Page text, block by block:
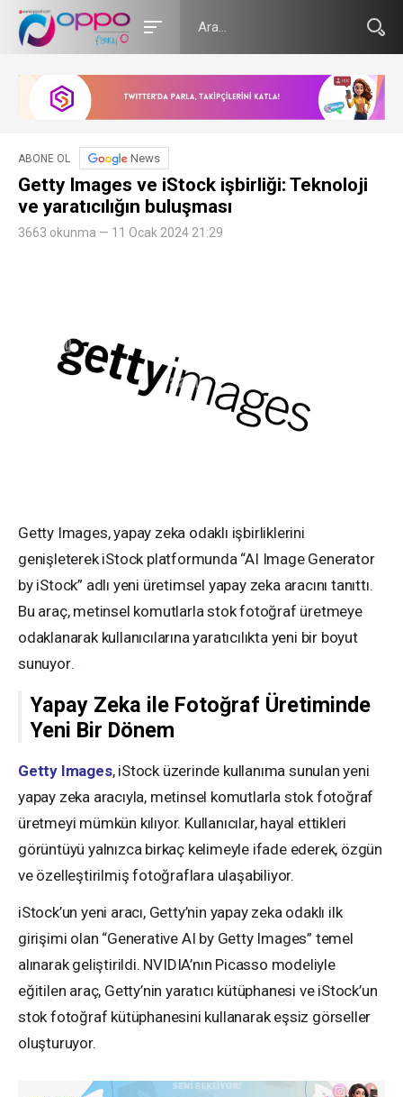
ABONE OL News
Getty Images ve iStock işbirliği: Teknoloji
ve yaratıcılığın buluşması
3663 okunma — 11 Ocak 2024 21:29
Getty Images, yapay zeka odaklı işbirliklerini
genişleterek iStock platformunda “AI Image Generator
by iStock” adlı yeni üretimsel yapay zeka aracını tanıttı.
Bu araç, metinsel komutlarla stok fotoğraf üretmeye
odaklanarak kullanıcılarına yaratıcılıkta yeni bir boyut
sunuyor.
Yapay Zeka ile Fotoğraf Üretiminde
Yeni Bir Dönem
Getty Images, iStock üzerinde kullanıma sunulan yeni
yapay zeka aracıyla, metinsel komutlarla stok fotoğraf
üretmeyi mümkün kılıyor. Kullanıcılar, hayal ettikleri
görüntüyü yalnızca birkaç kelimeyle ifade ederek, özgün
ve özelleştirilmiş fotoğraflara ulaşabiliyor.
iStock’un yeni aracı, Getty’nin yapay zeka odaklı ilk
girişimi olan “Generative AI by Getty Images” temel
alınarak geliştirildi. NVIDIA’nın Picasso modeliyle
eğitilen araç, Getty’nin yaratıcı kütüphanesi ve iStock’un
stok fotoğraf kütüphanesini kullanarak eşsiz görseller
oluşturuyor.